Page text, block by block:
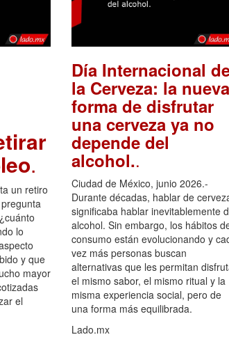
.
un retiro
lo
y que
mayor
el
Día Internacional
la Cerveza: la nueva
forma de disfrutar
una cerveza ya no
depende del
alcohol..
Ciudad de México, junio 2026.-
Durante décadas, hablar de
significaba hablar inevitablemente
alcohol. Sin embargo, los hábitos
consumo están evolucionando y
vez más personas buscan
alternativas que les permitan
el mismo sabor, el mismo ritual y la
misma experiencia social, pero de
una forma más equilibrada.
Lado.mx